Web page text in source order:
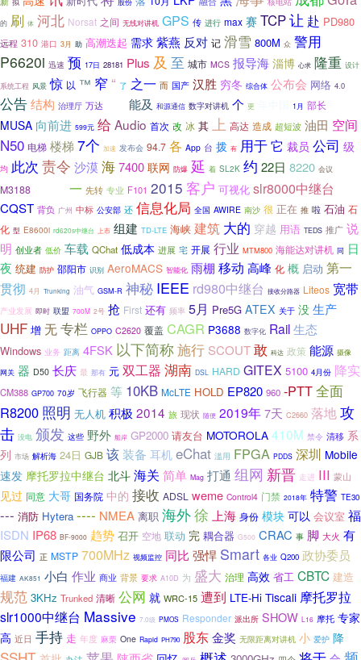
的 刷 体 河北 Norsat 之间 无线对讲机 GPS 传 进行 max 赛 TCP让 赴 PD980
远程 310 港口 3月 助 高潮迭起 需求 紫燕 反对 记 滑雪 800M 众 警用
P6620i 迅速 预 17日 28181 Plus 及 至 城市 MCS 报导海 淄博 心求 隆重 设计
系统工程 风景 惊 以 ™ 窄 “ 了 之一 而 国产 汉胜 穷冬 综合体 公布会 网络 4.0
公告结构 治理厅 万达 能及 和源通信 数字对讲机 个 更 1月 部长
MUSA 向前进 599元 给 Audio 首次 改 冰 其 上 高达 造成 超短波 油田 空间
N50 电梯 楼梯7个 加速 发布会 94.7 各 App 台 拨 有 用于它 裁员 公司 级
均 此次 责令 沙漠海7400 联网 防爆 延 着 SL2K 约 22日 8220 会议
M3188 一 先转 专业 F101 2015 客户 可视化 slr8000中继台
CQST 背负 广州 中标 公安部 还 信息化局 全国 AWIRE 南沙 很 正在 推 啦 石油 石
化 型 E8600i rd620s中继台 上市 组建 TD-LTE 海峡 建筑 大的 穿越 用语 TEDS 推广 说
明 创业者 低价 车载 QChat 低成本 进展 宅 开展 行业 MTM800 海能达对讲机 同 日
夜 统建 防护 邵阳市 识别 AeroMACS 智能化 雨棚 移动 高峰 化 概 启动 第一
贯彻 4月 Trunking 油气 GSM-R 神秘 IEEE rd980中继台 接收分路器 Liteos 宽带
产业发展 即时 联盟 700M 2号 抢 First 还有 频率 5月 Pre5G ATEX 关于 没 生产
UHF 增 无专栏 OPPO C2620 覆盖 CAGR P3688 数字化 Rail生态
Windows 业务 距离 4FSK 以下简称施行 SCOUT敢 科达 政策 能源 摄像
网关 器 D50 长庆 最 那有 元 双工器 湖南 DSL HARD GITEX 5100 4月份 降实
CM388 GP700 70岁 飞行器 等 10KB McLTE HOLD EP820 960 -PTT全面
R8200 照明 无人机 积极 2014 旅 现状 随便 2019年7天 C2660 落地攻
击 没电 颁发 这些 野外 船岸 GP2000 请友台 MOTOROLA 410M 禁令 清移 系
列 市场 解析海 24日 GJB 该 装备 耳机eChat 滥用 FPGA PDDS 深圳 Mobile
速发 摩托罗拉中继台 北斗 海关 简单 Mag 打通 组网 新晋 走进 III 蒙山
见过 同意 大哥 国务院 中的 接收 ADSL weme Control4 门禁 2018年 特警 TE30
--- 消防 Hytera ---- NMEA 离职 海外徐 上海 身份 模块 可以 会议室 福
ISDN IP68 BF-9000 趋势 召开 空地 联动 完 耦合器 G500 CRAC 事 脚 大火 有
限公司 正 MSTP 700MHz 视频监控 同比 强悍 Smart 各业 Q200 政协委员
福建 AK851 小白 作业 商业 背景 要求 A10D 为 盛大 治理 高效 省工 CBTC 建造
规范 3KHz Trunked 清晰 公网 就 WRC-15 遭到 LTE-Hi Tiscali 摩托罗拉
slr1000中继台 Massive 7.0级 PMOS Responder 派出所 SHOW L16 摩托 专家
高 近日 手持 走 年度 麻栗 One Rapid PH790 股东金奖 无限距离对讲机 小 爱护 降